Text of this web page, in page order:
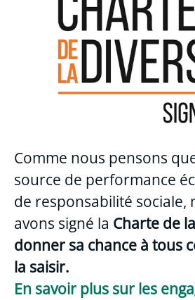
Comme nous pensons
source de performance
de responsabilité sociale,
avons signé la Charte de
donner sa chance à tous
la saisir.
En savoir plus sur les